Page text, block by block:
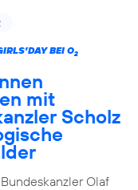
BEI O2
mit
Scholz
Olaf